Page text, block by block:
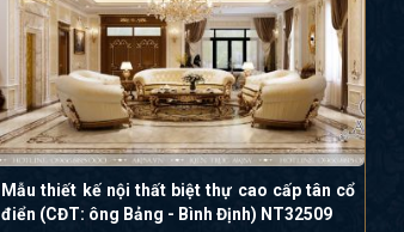
Mẫu thiết kế nội thất biệt thự cao cấp tân cổ
điển (CĐT: ông Bảng - Bình Định) NT32509